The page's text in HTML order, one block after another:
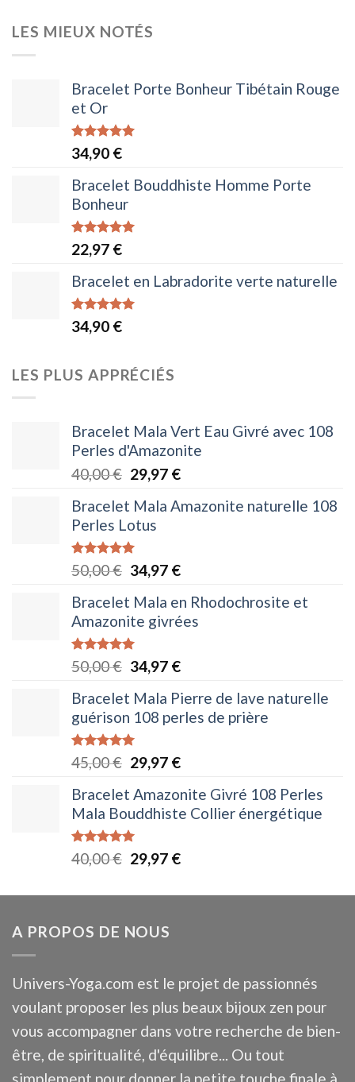
initial
était :
LES MIEUX NOTÉS
Bracelet Porte Bonheur Tibétain Rouge
et Or
Note5.00
sur 5
34,90 €
Bracelet Bouddhiste Homme Porte
Bonheur
Note5.00
sur 5
22,97 €
Bracelet en Labradorite verte naturelle
Note5.00
sur 5
34,90 €
LES PLUS APPRÉCIÉS
Bracelet Mala Vert Eau Givré avec 108
Perles d'Amazonite
40,00€ Le
initial
était :
40,00 €.
29,97 €Le
actuel
Bracelet Mala Amazonite naturelle 108
Perles Lotus
Note5.00
sur 5
50,00€ Le
initial
était :
50,00 €.
34,97 €Le
actuel
est :
Bracelet Mala en Rhodochrosite et
Amazonite givrées
Note5.00
sur 5
50,00€ Le
initial
était :
50,00 €.
34,97 €Le
actuel
est :
Bracelet Mala Pierre de lave naturelle
guérison 108 perles de prière
Note5.00
sur 5
45,00€ Le
initial
était :
45,00 €.
29,97 €Le
actuel
est :
Bracelet Amazonite Givré 108 Perles
Mala Bouddhiste Collier énergétique
Note5.00
sur 5
40,00€ Le
initial
40,00 €.
29,97 €Le
actuel
A PROPOS DE NOUS
Univers-Yoga.com est le projet de passionnés
voulant proposer les plus beaux bijoux zen pour
vous accompagner dans votre recherche de bien-
être, de spiritualité, d'équilibre... Ou tout